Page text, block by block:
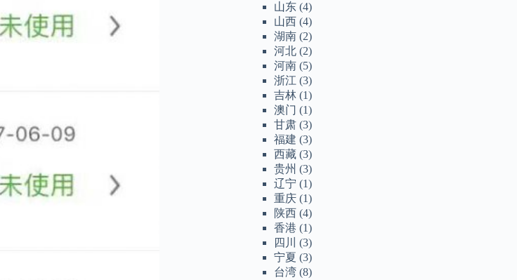
山东 (4)
山西 (4)
湖南 (2)
河北 (2)
河南 (5)
浙江 (3)
吉林 (1)
澳门 (1)
甘肃 (3)
福建 (3)
西藏 (3)
贵州 (3)
辽宁 (1)
重庆 (1)
陕西 (4)
香港 (1)
四川
(3)
宁夏 (3)
台湾 (8)